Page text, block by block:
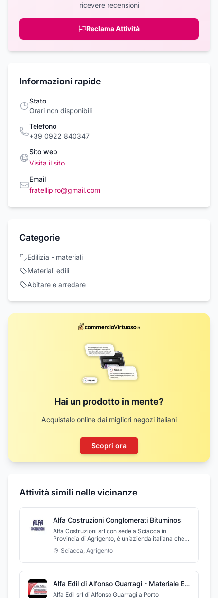
ricevere recensioni
Reclama Attività
Informazioni rapide
Stato
Orari non disponibili
Telefono
+39 0922 840347
Sito web
Visita il sito
Email
fratellipiro@gmail.com
Categorie
Edilizia - materiali
Materiali edili
Abitare e arredare
Hai un prodotto in mente?
Acquistalo online dai migliori negozi italiani
Scopri ora
Attività simili nelle vicinanze
Alfa Costruzioni Conglomerati Bituminosi
Alfa Costruzioni srl con sede a Sciacca in
Provincia di Agrigento, è un’azienda italiana che è
leader all’evoluzione tecnologica del settore della
trasformazione del bitume, fornitura di tutti i tipi di
conglomerato bituminoso a caldo e a freddo per
pavimentazioni stradali per la manutenzione
aeroportuali, per ferrovie, per piste
automobilistiche, piste ciclabili con sistema a
Sciacca, Agrigento
Alfa Edil di Alfonso Guarragi - Materiale Edile - Articoli e Attrezzature
Alfa Edil srl di Alfonso Guarragi a Porto